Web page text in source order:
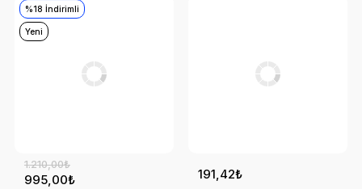
%18 İndirimli
Yeni
995,00₺
1.210,00₺
191,42₺